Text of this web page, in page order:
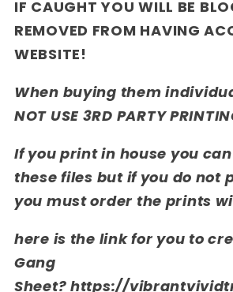
IF CAUGHT YOU WILL BE
REMOVED FROM HAVING
WEBSITE!
When buying them
NOT USE 3RD PARTY
If you print in house you
these files but if you do not
you must order the prints
here is the link for you to
Gang
Sheet? https://